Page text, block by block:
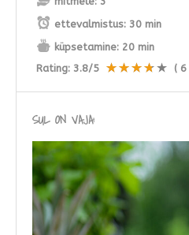
ettevalmistus: 30 min
küpsetamine: 20 min
Rating: 3.8/5 ( 6
SUL ON VAJA: